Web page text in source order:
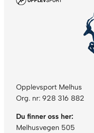
Opplevsport Melhus
Org. nr: 928 316 882
Du finner oss her:
Melhusvegen 505